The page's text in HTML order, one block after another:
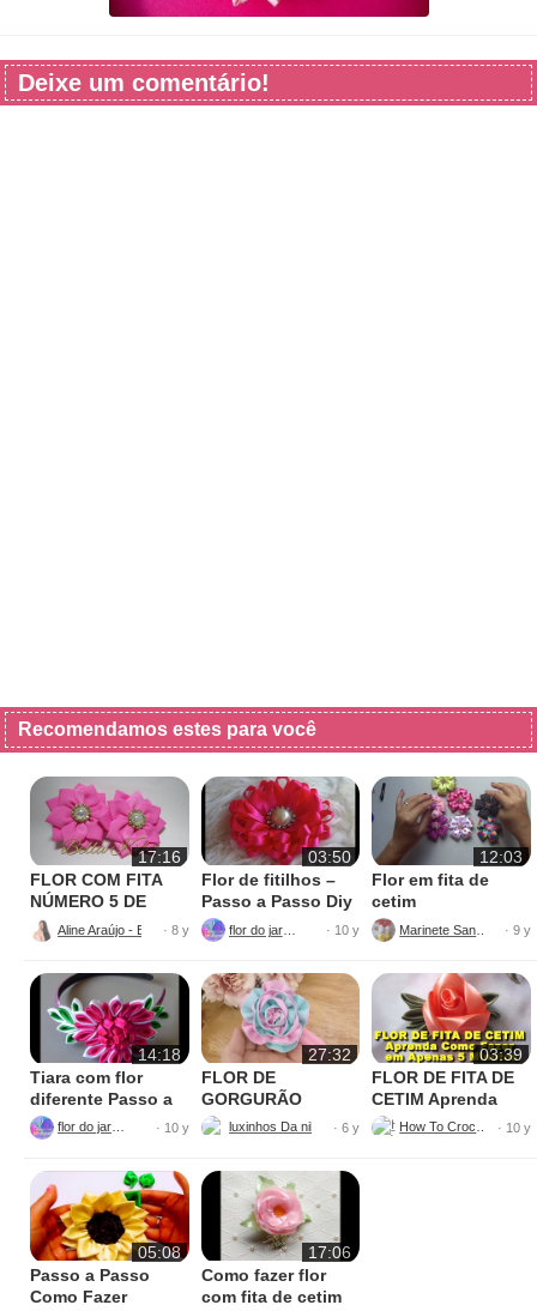
Deixe um comentário!
Recomendamos estes para você
17:16
FLOR COM FITA
NÚMERO 5 DE
GORGURÃO –
PASSO A PASSO
Aline Araújo - Bella kids
· 8 y
03:50
Flor de fitilhos –
Passo a Passo Diy
flor do jardim · 10 y
12:03
Flor em fita de
cetim
· 9 y
14:18
Tiara com flor
diferente Passo a
Passo
flor do jardim · 10 y
27:32
FLOR DE
GORGURÃO
PASSO A PASSO
luxinhos Da nil Cassiano
· 6 y
03:39
FLOR DE FITA DE
CETIM Aprenda
Como Fazer em
Apenas 5 Minutos
How To Crochet · 10 y
05:08
Passo a Passo
Como Fazer
17:06
Como fazer flor
com fita de cetim